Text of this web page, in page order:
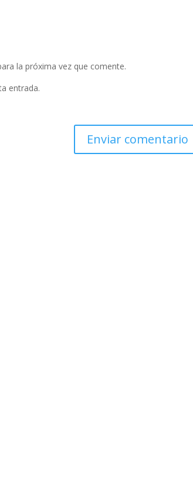
la próxima vez que comente.
entrada.